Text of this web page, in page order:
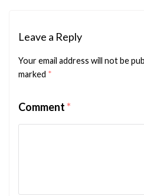
Leave a Reply
Your email address will not be
marked *
Comment*